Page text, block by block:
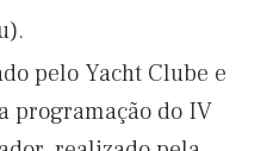
pelo Yacht Clube e
programação do IV